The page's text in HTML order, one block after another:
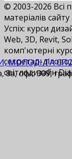
МОЛОДІ ТА
8а, офіс 309,
© 2003-2026 Всі
матеріалів
Успіх: курси
Web, 3D, Revit,
комп'ютерні
cекретар-
світлодизайн